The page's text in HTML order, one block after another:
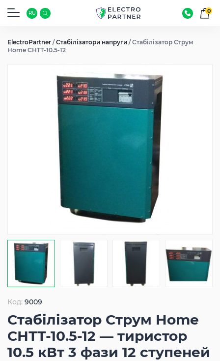
RU 0
ElectroPartner /Стабілізатори напруги /Стабілізатор Струм
Home СНТТ-10.5-12
Код: 9009
Стабілізатор Струм Home
СНТТ-10.5-12 — тиристор
10.5 кВт 3 фази 12 ступеней